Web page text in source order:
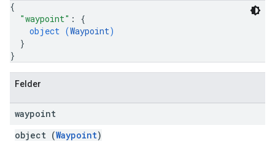
{
"waypoint" : {
object (Waypoint)
}
}
Felder
waypoint
object (Waypoint)